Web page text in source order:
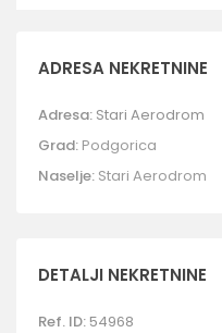
ADRESA NEKRETNINE
Adresa: Stari Aerodrom
Grad: Podgorica
Naselje: Stari Aerodrom
DETALJI NEKRETNINE
Ref. ID: 54968